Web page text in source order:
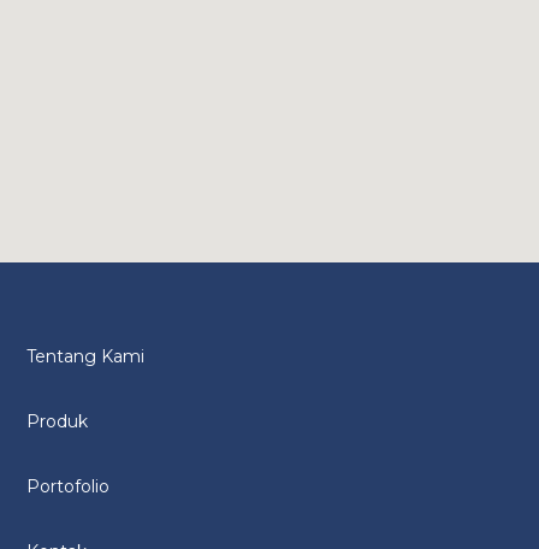
Tentang Kami
Produk
Portofolio